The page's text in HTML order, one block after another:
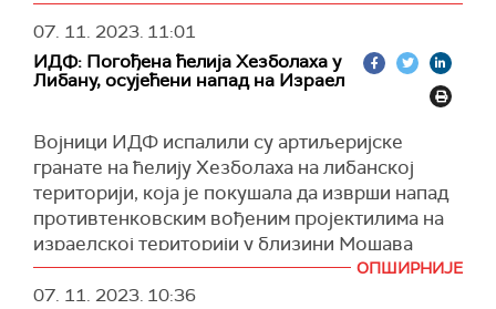
07. 11. 2023. 11:01
ИДФ: Погођена ћелија Хезболаха у
Либану, осујећени напад на Израел
Војници ИДФ испалили су артиљеријске
гранате на ћелију Хезболаха на либанској
територији, која је покушала да изврши напад
противтенковским вођеним пројектилима на
израелској територији у близини Мошава
Штула у Горњој Галилеји, преноси Тајмс оф
Израел.
ОПШИРНИЈЕ
07. 11. 2023. 10:36